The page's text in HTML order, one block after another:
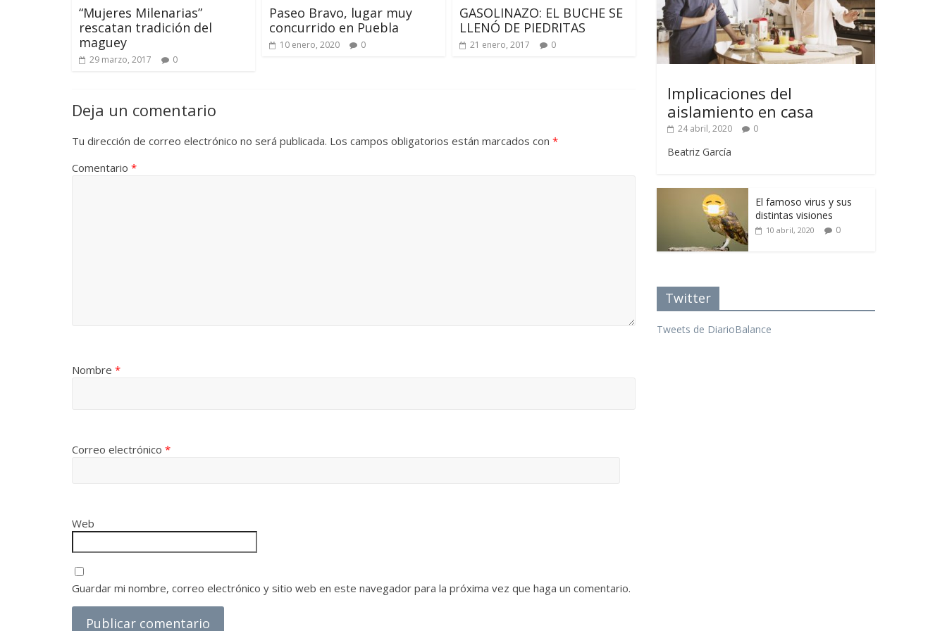
“Mujeres Milenarias”
rescatan tradición del
maguey
29 marzo, 2017 0
Paseo Bravo, lugar muy
concurrido en Puebla
10 enero, 2020 0
GASOLINAZO: EL BUCHE SE
LLENÓ DE PIEDRITAS
21 enero, 2017 0
Deja un comentario
Tu dirección de correo electrónico no será publicada. Los campos obligatorios están marcados con *
Comentario *
Nombre *
Correo electrónico *
Web
Guardar mi nombre, correo electrónico y sitio web en este navegador para la próxima vez que haga un comentario.
Implicaciones del
aislamiento en casa
24 abril, 2020 0
Beatriz García
El famoso virus y sus
distintas visiones
10 abril, 2020 0
Twitter
Tweets de DiarioBalance